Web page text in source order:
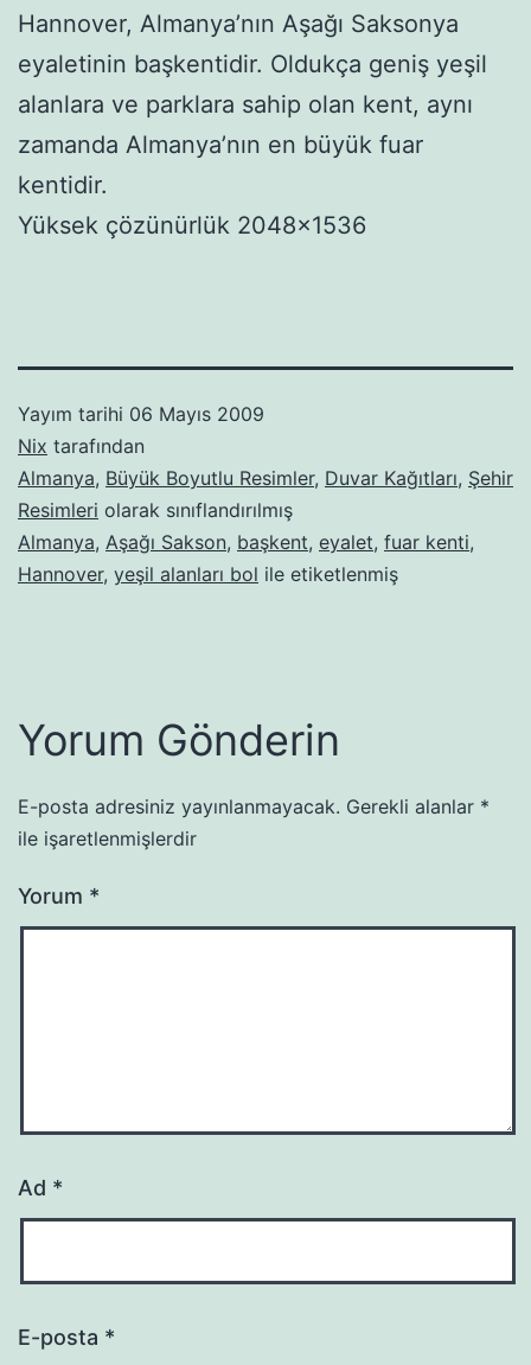
Hannover, Almanya’nın Aşağı Saksonya
eyaletinin başkentidir. Oldukça geniş yeşil
alanlara ve parklara sahip olan kent, aynı
zamanda Almanya’nın en büyük fuar
kentidir.
Yüksek çözünürlük 2048×1536
Yayım tarihi 06 Mayıs 2009
Nix tarafından
Almanya, Büyük Boyutlu Resimler, Duvar Kağıtları, Şehir
Resimleri olarak sınıflandırılmış
Almanya, Aşağı Sakson, başkent, eyalet, fuar kenti,
Hannover, yeşil alanları bol ile etiketlenmiş
Yorum Gönderin
E-posta adresiniz yayınlanmayacak. Gerekli alanlar *
ile işaretlenmişlerdir
Yorum *
Ad *
E-posta *